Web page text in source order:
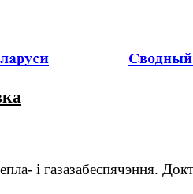
і газазабеспячэння.